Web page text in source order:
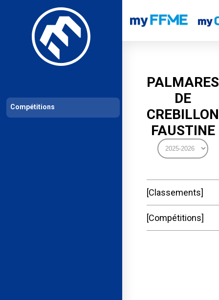
Les compétitions Calendrier de compétitions Classements
PALMARES
DE
CREBILLON
FAUSTINE
Classements
Compétitions
Compétitions